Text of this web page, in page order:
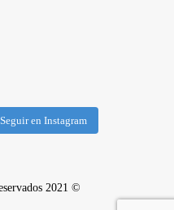
Seguir en Instagram
2021 ©